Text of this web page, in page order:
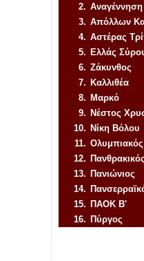
2. Αναγέννηση
3. Απόλλων
4. Αστέρας
5. Ελλάς
6. Ζάκυνθος
7. Καλλιθέα
8. Μαρκό
9. Νέστος
10. Νίκη Βόλου
11.
12. Πανθρακικός
13. Πανιώνιος
14.
15. ΠΑΟΚ Β'
16. Πύργος